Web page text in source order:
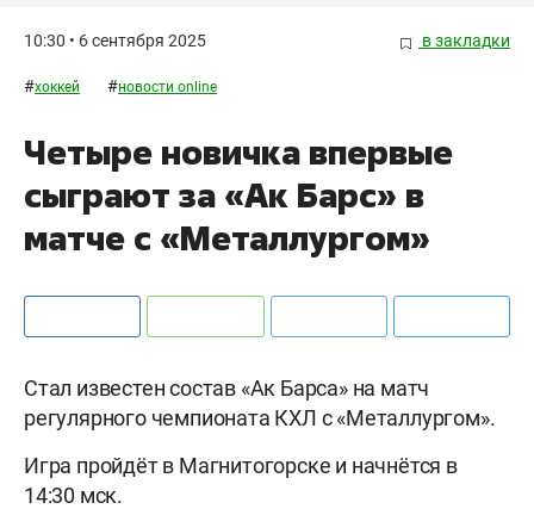
10:30 • 6 сентября 2025 в закладки
#хоккей #новости online
Четыре новичка впервые
сыграют за «Ак Барс» в
матче с «Металлургом»
Стал известен состав «Ак Барса» на матч
регулярного чемпионата КХЛ с «Металлургом».
Игра пройдёт в Магнитогорске и начнётся в
14:30 мск.